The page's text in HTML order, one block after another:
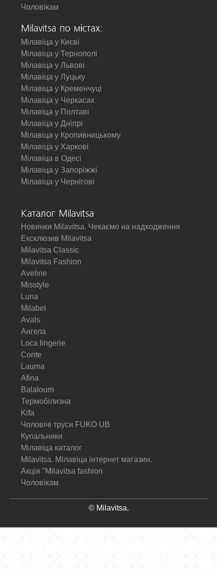
Чоловікам
Milavitsa по містах:
Мілавіца у Києві
Мілавіца у Тернополі
Мілавіца у Львові
Мілавіца у Луцьку
Мілавіца у Кременчуці
Мілавіца у Черкасах
Мілавіца у Полтаві
Мілавіца у Дніпрі
Мілавіца у Кропивницькому
Мілавіца у Харкові
Мілавіца в Одесі
Мілавіца у Запоріжжі
Мілавіца у Чернігові
Каталог Milavitsa
Новинки Milavitsa. Чекаємо на надходження
Ексклюзив Milavitsa
Milavitsa Classic
Milavitsa Fashion
Aveline
Misstyle
Luna
Milabel
Avals
Ангела
Loca lingerie
Conte
Lauma
Afina
Balaloum
Термобілизна
Kifa
Чоловічі труси FUKO UB
Купальники
Мілавіца каталог
Milavitsa. Мілавіца інтернет магазин.
Акція "Milavitsa fashion
Чоловікам
© Milavitsa.